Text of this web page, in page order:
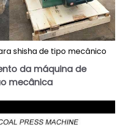
shisha de tipo mecânico
da máquina de
mecânica